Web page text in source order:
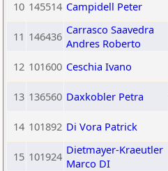
10 145514 Campidell Peter
11 146436 Carrasco Saavedra
Andres Roberto
12 101600 Ceschia Ivano
13 136560 Daxkobler Petra
14 101892 Di Vora Patrick
15 101924 Dietmayer-Kraeutler
Marco DI